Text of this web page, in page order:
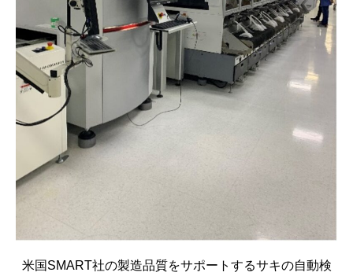
米国SMART社の製造品質をサポートするサキの自動検